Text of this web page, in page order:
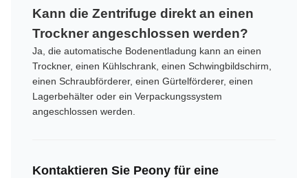
Kann die Zentrifuge direkt an einen
Trockner angeschlossen werden?
Ja, die automatische Bodenentladung kann an einen
Trockner, einen Kühlschrank, einen Schwingbildschirm,
einen Schraubförderer, einen Gürtelförderer, einen
Lagerbehälter oder ein Verpackungssystem
angeschlossen werden.
Kontaktieren Sie Peony für eine